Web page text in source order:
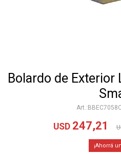
Bolardo de
USD 247,21